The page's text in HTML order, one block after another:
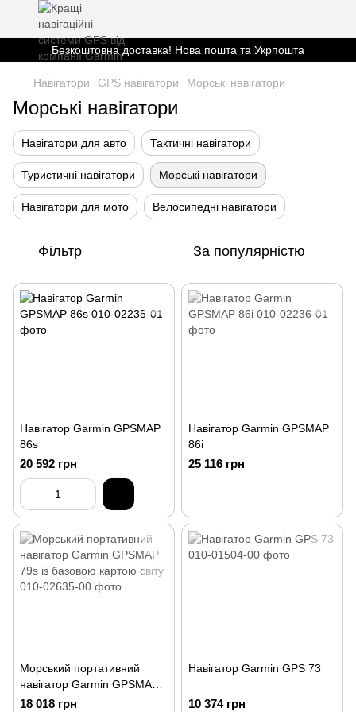
Безкоштовна доставка! Нова пошта та Укрпошта
Навігатори GPS навігатори Морські навігатори
Морські навігатори
Навігатори для авто Тактичні навігатори
Туристичні навігатори Морські навігатори
Навігатори для мото Велосипедні навігатори
Фільтр За популярністю
Навігатор Garmin GPSMAP
86s
20 592 грн
Навігатор Garmin GPSMAP
86i
25 116 грн
Морський портативний
навігатор Garmin GPSMAP
79s із базовою картою світу
18 018 грн
Навігатор Garmin GPS 73
10 374 грн